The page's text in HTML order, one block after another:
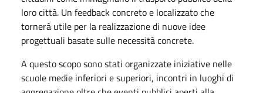
loro città. Un feedback concreto e localizzato che
tornerà utile per la realizzazione di nuove idee
progettuali basate sulle necessità concrete.
A questo scopo sono stati organizzate iniziative nelle
scuole medie inferiori e superiori, incontri in luoghi di